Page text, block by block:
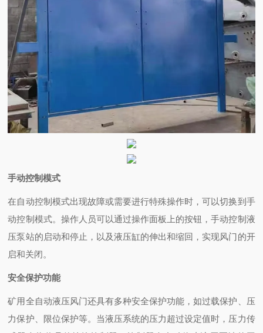
手动控制模式
在自动控制模式出现故障或需要进行特殊操作时，可以切换到手
动控制模式。操作人员可以通过操作面板上的按钮，手动控制液
压泵站的启动和停止，以及液压缸的伸出和缩回，实现风门的开
启和关闭。
安全保护功能
矿用全自动液压风门还具有多种安全保护功能，如过载保护、压
力保护、限位保护等。当液压系统的压力超过设定值时，压力传